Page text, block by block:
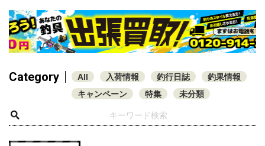
Category All 入荷情報 釣行日誌
釣果情報
キャンペーン
特集 未分類